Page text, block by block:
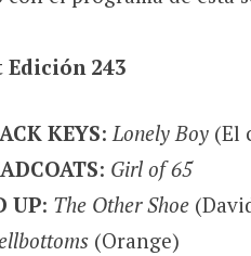
243
KEYS:Lonely Boy(El
: Girl of 65
UP: The Other Shoe
(Orange)